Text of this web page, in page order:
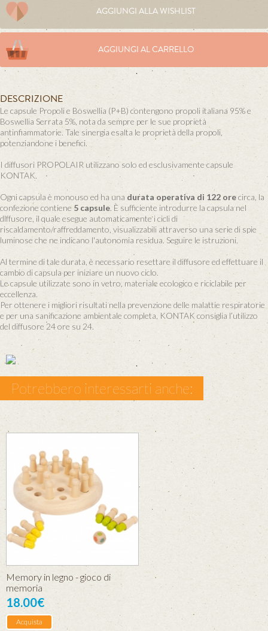
AGGIUNGI ALLA WISHLIST
AGGIUNGI AL CARRELLO
DESCRIZIONE
Le capsule Propoli e Boswellia (P+B) contengono propoli italiana 95% e
Boswellia Serrata 5%, nota da sempre per le sue proprietà
antinfiammatorie. Tale sinergia esalta le proprietà della propoli,
potenziandone i benefici.
I diffusori PROPOLAIR utilizzano solo ed esclusivamente capsule
KONTAK.
Ogni capsula è monouso ed ha una durata operativa di 122 orecirca, la
confezione contiene 5 capsule. È sufficiente introdurre la capsula nel
diffusore, il quale esegue automaticamente i cicli di
riscaldamento/raffreddamento, visualizzabili attraverso una serie di spie
luminose che ne indicano l'autonomia residua. Seguire le istruzioni.
Al termine di tale durata, è necessario resettare il diffusore ed effettuare il
cambio di capsula per iniziare un nuovo ciclo.
Le capsule utilizzate sono in vetro, materiale ecologico e riciclabile per
eccellenza.
Per ottenere i migliori risultati nella prevenzione delle malattie respiratorie
e per una sanificazione ambientale completa, KONTAK consiglia l’utilizzo
del diffusore 24 ore su 24.
Potrebbero interessarti anche:
Memory in legno - gioco di
memoria
18.00€
Acquista